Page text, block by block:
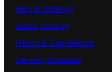
Help & Ordering
About Tracking
Return & Cancelletion
Delivery Schedule